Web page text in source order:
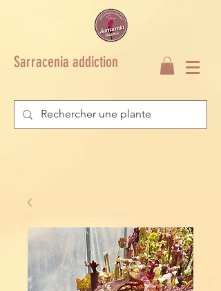
Sarracenia addiction